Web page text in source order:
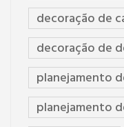
decoração de
decoração de
planejamento
planejamento